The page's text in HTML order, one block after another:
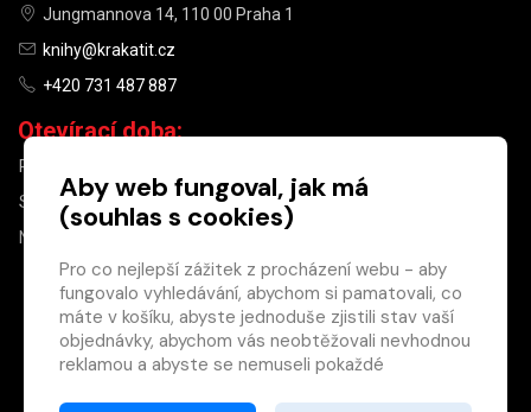
×
Máte u nás již
registrovaný
účet?
Jungmannova 14, 110 00 Praha 1
knihy@krakatit.cz
+420 731 487 887
Otevírací doba:
PO–PÁ
SO
10:00–13:00
NE
Aby web fungoval, jak má
(souhlas s cookies)
Pro co nejlepší zážitek z procházení webu - aby
fungovalo vyhledávání, abychom si pamatovali, co
máte v košíku, abyste jednoduše zjistili stav vaší
objednávky, abychom vás neobtěžovali nevhodnou
reklamou a abyste se nemuseli pokaždé